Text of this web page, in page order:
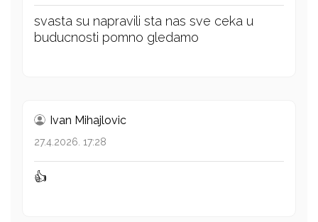
svasta su napravili sta nas sve ceka u
buducnosti pomno gledamo
Ivan Mihajlovic
27.4.2026. 17:28
👍